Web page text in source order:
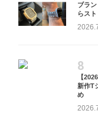
Saint Mxxxxxx
¥39,900
ブラ
らス
8
【
新作T
め